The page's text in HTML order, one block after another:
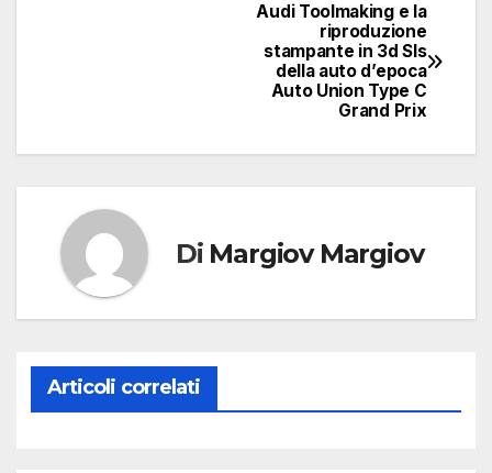
Audi Toolmaking e la
riproduzione
stampante in 3d Sls
della auto d’epoca
Auto Union Type C
Grand Prix
Di Margiov Margiov
Articoli correlati